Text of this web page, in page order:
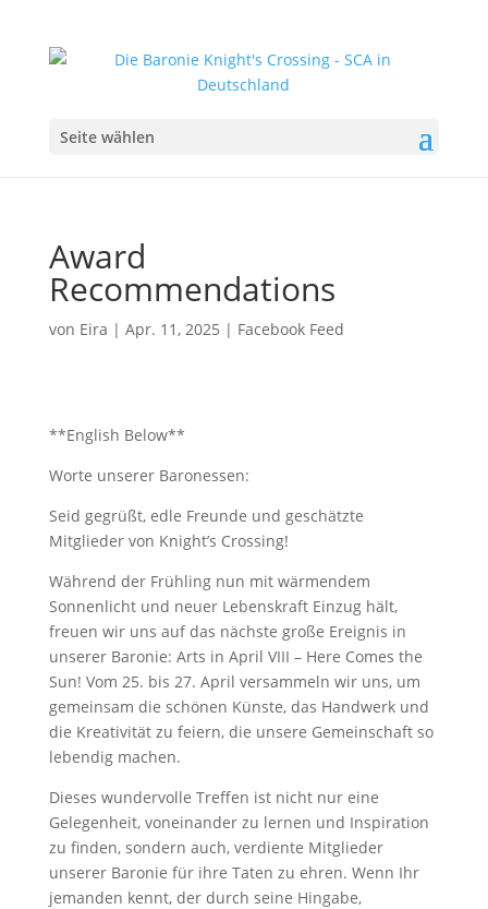
Seite wählen
Award
Recommendations
von Eira | Apr. 11, 2025 | Facebook Feed
**English Below**
Worte unserer Baronessen:
Seid gegrüßt, edle Freunde und geschätzte
Mitglieder von Knight’s Crossing!
Während der Frühling nun mit wärmendem
Sonnenlicht und neuer Lebenskraft Einzug hält,
freuen wir uns auf das nächste große Ereignis in
unserer Baronie: Arts in April VIII – Here Comes the
Sun! Vom 25. bis 27. April versammeln wir uns, um
gemeinsam die schönen Künste, das Handwerk und
die Kreativität zu feiern, die unsere Gemeinschaft so
lebendig machen.
Dieses wundervolle Treffen ist nicht nur eine
Gelegenheit, voneinander zu lernen und Inspiration
zu finden, sondern auch, verdiente Mitglieder
unserer Baronie für ihre Taten zu ehren. Wenn Ihr
jemanden kennt, der durch seine Hingabe,